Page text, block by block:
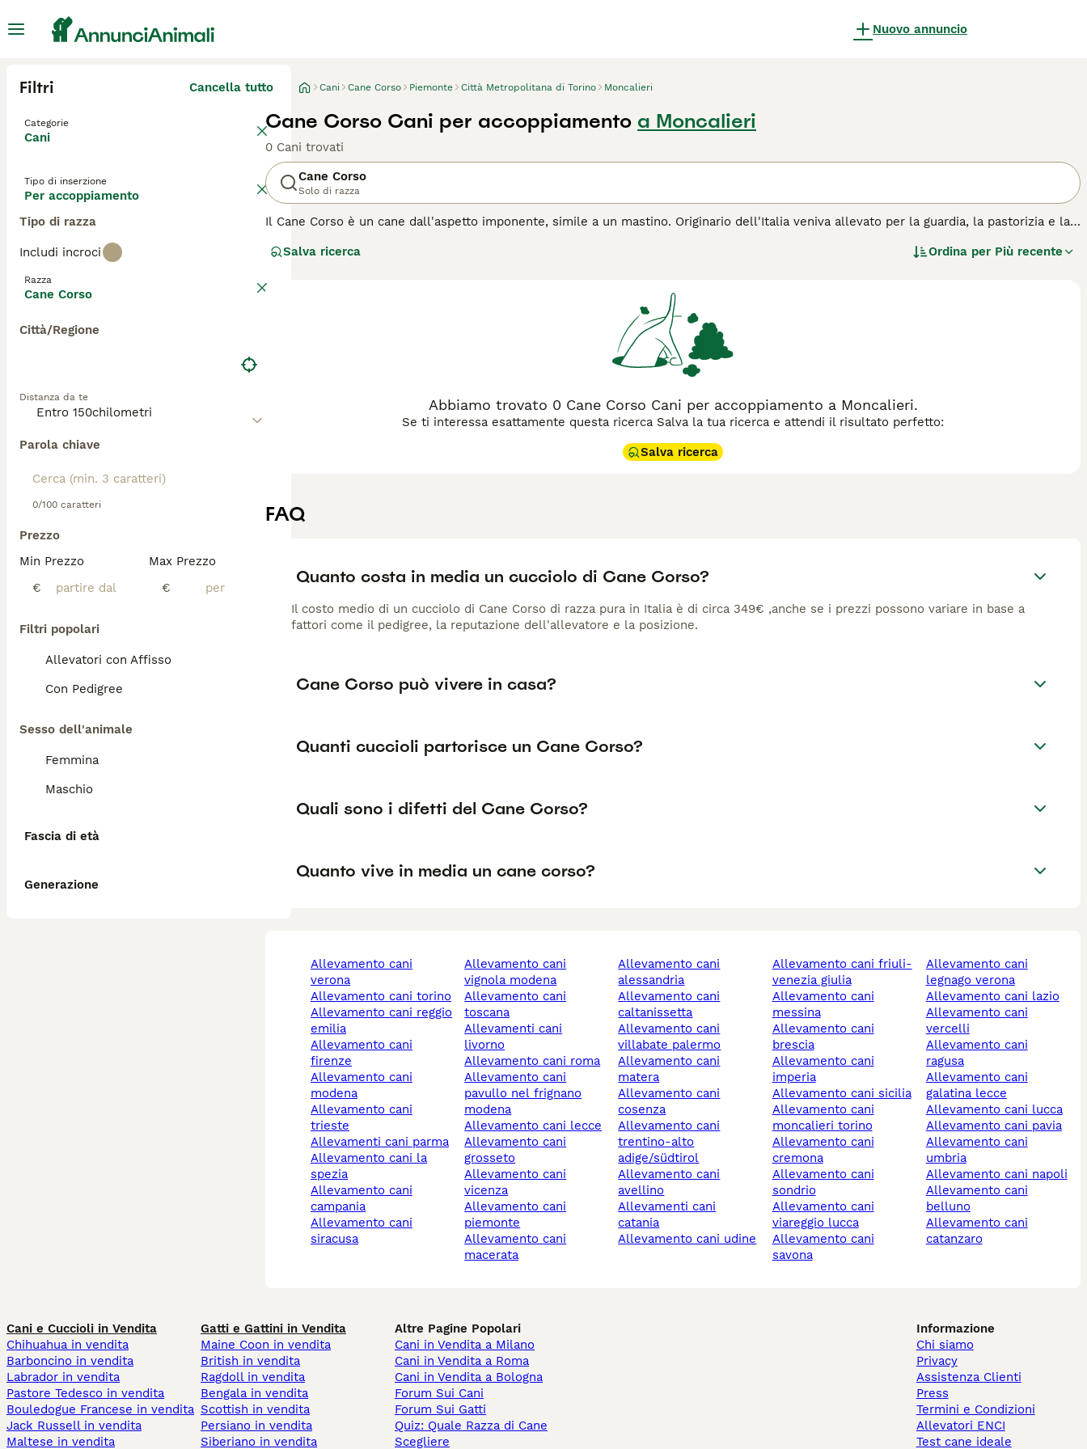
Nuovo annuncio
Filtri Cancella tutto
Categorie
Cani
Tipo di inserzione
Per accoppiamento
Tipo di razza
Includi incroci
Razza
Cane Corso
Città/Regione
Distanza da te
Parola chiave
0/100 caratteri
Prezzo
Min Prezzo
€
Max Prezzo
€
Filtri popolari
Allevatori con Affisso
Con Pedigree
Sesso dell'animale
Femmina
Maschio
Fascia di età
Generazione
Cani Cane Corso Piemonte Città Metropolitana di Torino Moncalieri
Cane Corso Cani per accoppiamento a Moncalieri
0 Cani trovati
Cane Corso
Solo di razza
Il Cane Corso è un cane dall'aspetto imponente, simile a un mastino. Originario dell'Italia veniva allevato per la guardia, la pastorizia e la
aspetto meraviglioso e alla loro natura amichevole e leale. Chiunque desideri condividere la casa con un cane corso dovrà mettersi in
per informazioni su questa razza di cane.
Salva ricerca Ordina per Più recente
Abbiamo trovato 0 Cane Corso Cani per accoppiamento a Moncalieri.
Se ti interessa esattamente questa ricerca Salva la tua ricerca e attendi il risultato perfetto:
Salva ricerca
FAQ
Quanto costa in media un cucciolo di Cane Corso?
Il costo medio di un cucciolo di Cane Corso di razza pura in Italia è di circa 349€ ,anche se i prezzi possono variare in base a
fattori come il pedigree, la reputazione dell'allevatore e la posizione.
Cane Corso può vivere in casa?
Quanti cuccioli partorisce un Cane Corso?
Quali sono i difetti del Cane Corso?
Quanto vive in media un cane corso?
allevamento cani
verona
allevamento cani torino
allevamento cani reggio
emilia
allevamento cani
firenze
allevamento cani
modena
allevamento cani
trieste
allevamenti cani parma
allevamento cani la
spezia
allevamento cani
campania
allevamento cani
siracusa
allevamento cani
vignola modena
allevamento cani
toscana
allevamenti cani
livorno
allevamento cani roma
allevamento cani
pavullo nel frignano
modena
allevamento cani lecce
allevamento cani
grosseto
allevamento cani
vicenza
allevamento cani
piemonte
allevamento cani
macerata
allevamento cani
alessandria
allevamento cani
caltanissetta
allevamento cani
villabate palermo
allevamento cani
matera
allevamento cani
cosenza
allevamento cani
trentino-alto
adige/südtirol
allevamento cani
avellino
allevamenti cani
catania
allevamento cani udine
allevamento cani friuli-
venezia giulia
allevamento cani
messina
allevamento cani
brescia
allevamento cani
imperia
allevamento cani sicilia
allevamento cani
moncalieri torino
allevamento cani
cremona
allevamento cani
sondrio
allevamento cani
viareggio lucca
allevamento cani
savona
allevamento cani
legnago verona
allevamento cani lazio
allevamento cani
vercelli
allevamento cani
ragusa
allevamento cani
galatina lecce
allevamento cani lucca
allevamento cani pavia
allevamento cani
umbria
allevamento cani napoli
allevamento cani
belluno
allevamento cani
catanzaro
Cani e Cuccioli in Vendita
Chihuahua in vendita
Barboncino in vendita
Labrador in vendita
Pastore Tedesco in vendita
Bouledogue Francese in vendita
Jack Russell in vendita
Maltese in vendita
Gatti e Gattini in Vendita
Maine Coon in vendita
British in vendita
Ragdoll in vendita
Bengala in vendita
Scottish in vendita
Persiano in vendita
Siberiano in vendita
Altre Pagine Popolari
Cani in Vendita a Milano
Cani in Vendita a Roma
Cani in Vendita a Bologna
Forum Sui Cani
Forum Sui Gatti
Quiz: Quale Razza di Cane
Scegliere
Informazione
Chi siamo
Privacy
Assistenza Clienti
Press
Termini e Condizioni
Allevatori ENCI
Test cane ideale